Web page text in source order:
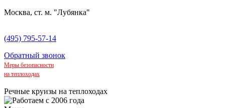
Москва, ст. м. "Лубянка"
(495) 795-57-14
Обратный звонок
Меры безопасности
на теплоходах
Речные круизы на теплоходах